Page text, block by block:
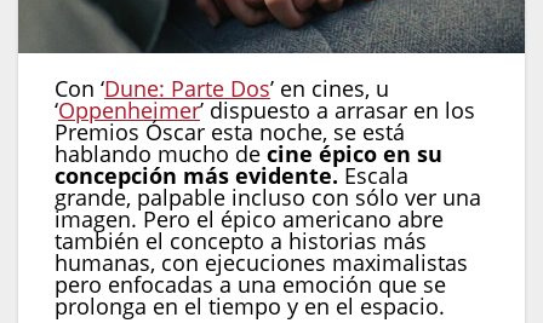
Con ‘Dune: Parte Dos’ en cines, u
‘Oppenheimer’ dispuesto a arrasar en los
Premios Óscar esta noche, se está
hablando mucho de cine épico en su
concepción más evidente. Escala
grande, palpable incluso con sólo ver una
imagen. Pero el épico americano abre
también el concepto a historias más
humanas, con ejecuciones maximalistas
pero enfocadas a una emoción que se
prolonga en el tiempo y en el espacio.